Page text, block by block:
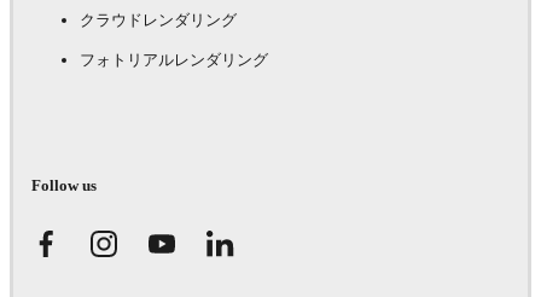
クラウドレンダリング
フォトリアルレンダリング
Follow us